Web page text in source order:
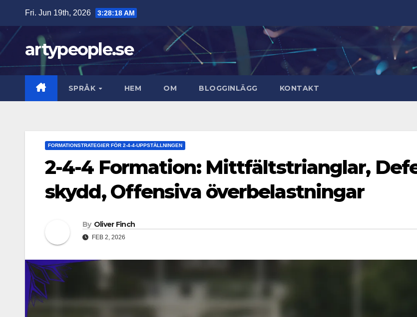
content
Fri. Jun 19th, 2026 3:28:19 AM
artypeople.se
SPRÅK HEM OM BLOGGINLÄGG KONTAKT
FORMATIONSTRATEGIER FÖR 2-4-4-UPPSTÄLLNINGEN
2-4-4 Formation: Mittfältstrianglar,
skydd, Offensiva överbelastningar
By Oliver Finch
FEB 2, 2026